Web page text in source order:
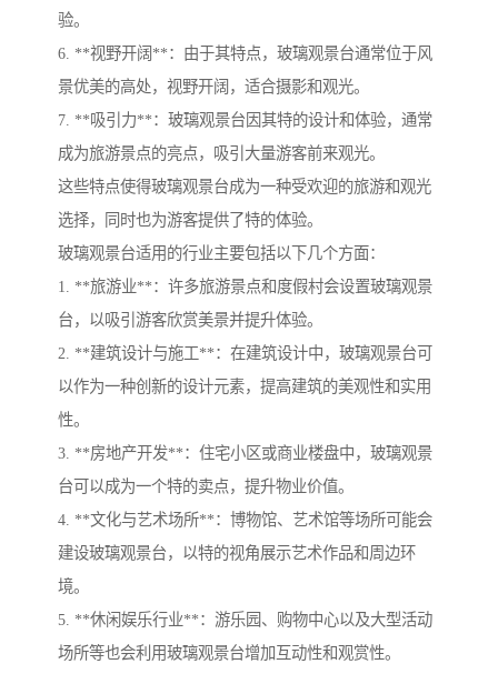
验。
6. **视野开阔**：由于其特点，玻璃观景台通常位于风
景优美的高处，视野开阔，适合摄影和观光。
7. **吸引力**：玻璃观景台因其特的设计和体验，通常
成为旅游景点的亮点，吸引大量游客前来观光。
这些特点使得玻璃观景台成为一种受欢迎的旅游和观光
选择，同时也为游客提供了特的体验。
玻璃观景台适用的行业主要包括以下几个方面：
1. **旅游业**：许多旅游景点和度假村会设置玻璃观景
台，以吸引游客欣赏美景并提升体验。
2. **建筑设计与施工**：在建筑设计中，玻璃观景台可
以作为一种创新的设计元素，提高建筑的美观性和实用
性。
3. **房地产开发**：住宅小区或商业楼盘中，玻璃观景
台可以成为一个特的卖点，提升物业价值。
4. **文化与艺术场所**：博物馆、艺术馆等场所可能会
建设玻璃观景台，以特的视角展示艺术作品和周边环
境。
5. **休闲娱乐行业**：游乐园、购物中心以及大型活动
场所等也会利用玻璃观景台增加互动性和观赏性。